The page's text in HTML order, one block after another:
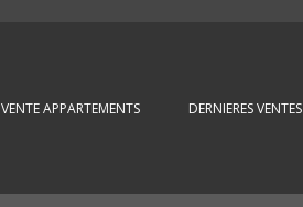
VENTE APPARTEMENTS DERNIERES VENTES